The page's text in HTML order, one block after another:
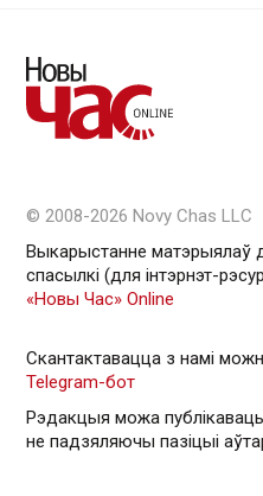
© 2008-2026 Novy Chas LLC
Выкарыстанне матэрыялаў
спасылкі (для інтэрнэт-
«Новы Час» Online
Скантактавацца з намі
Telegram-бот
Рэдакцыя можа
не падзяляючы пазіцыі